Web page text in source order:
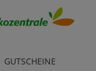
GUTSCHEINE